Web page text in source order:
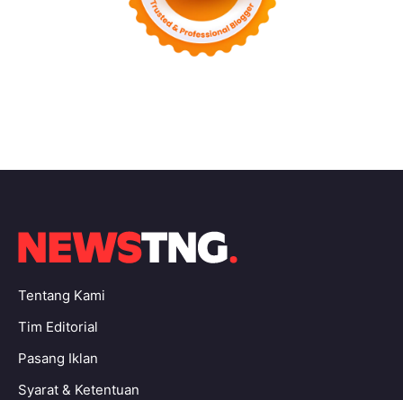
Tentang Kami
Tim Editorial
Pasang Iklan
Syarat & Ketentuan